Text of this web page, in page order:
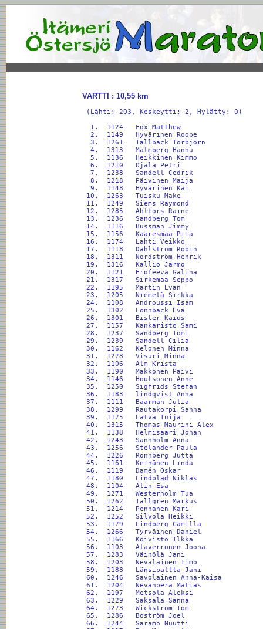
VARTTI : 10,55 km
(Lähti: 203, Keskeytti: 2, Hylätty: 0)

  1.  1124   Fox Matthew                     Ventoura                              36:50          +0
  2.  1149   Hyvärinen Roope                 Rauman urheilijat                     39:19       +2:28
  3.  1261   Tallbäck Torbjörn                                                     40:49       +3:59
  4.  1313   Malmberg Hannu                                                        42:01       +5:10
  5.  1136   Heikkinen Kimmo                 FMR                                   42:16       +5:26
  6.  1210   Ojala Petri                     Trzan Runners                         42:30       +5:40
  7.  1238   Sandell Cedrik                  ÖSK                                   43:39       +6:48
  8.  1218   Päivinen Maija                                                        44:18       +7:27
  9.  1148   Hyvärinen Kai                   Rauma                                 44:41       +7:51
 10.  1263   Tuisku Make                                                           45:31       +8:40
 11.  1249   Siems Raymond                   Ventoura                              46:41       +9:50
 12.  1285   Ahlfors Raine                   Nurmijärvi                            47:55      +11:05
 13.  1236   Sandberg Tom                                                          48:18      +11:28
 14.  1116   Bussman Jimmy                                                         49:11      +12:20
 15.  1156   Kaaresmaa Piia                  Marathonkoulu Pori                    49:14      +12:24
 16.  1174   Lahti Veikko                    Assistor                              49:15      +12:24
 17.  1118   Dahlström Robin                 ÖSK                                   49:19      +12:29
 18.  1311   Nordström Henrik                Skåldö                                49:25      +12:34
 19.  1316   Kallio Jarmo                    Mannerin Konepaja                     51:21      +14:30
 20.  1121   Erofeeva Galina                                                       51:41      +14:50
 21.  1317   Sirkemaa Seppo                  Koiviston Isku                        52:15      +15:25
 22.  1195   Martin Evan                     Ventoura                              52:37      +15:47
 23.  1205   Niemelä Sirkka                  TYKS                                  52:59      +16:09
 24.  1108   Androussi Isam                  IF Raseborg                           53:28      +16:38
 25.  1302   Lönnbäck Eva                    Åbo                                   53:32      +16:41
 26.  1301   Bister Kaius                                                          53:48      +16:58
 27.  1157   Kankaristo Sami                 Snells Angels                         54:01      +17:10
 28.  1237   Sandberg Tomi                   ÖSK                                   54:08      +17:17
 29.  1239   Sandell Cilia                   ÖSK                                   54:11      +17:20
 30.  1162   Kelonen Minna                                                         54:27      +17:36
 31.  1278   Visuri Minna                    Marathonkoulu Pori                    54:27      +17:37
 32.  1106   Alm Krista                                                            54:36      +17:45
 33.  1190   Makkonen Päivi                                                        54:50      +17:59
 34.  1146   Houtsonen Anne                  Chapel Harbour Lightning              54:57      +18:07
 35.  1250   Sigfrids Stefan                                                       55:05      +18:14
 36.  1183   lindqvist Anna                  VNS                                   55:18      +18:27
 37.  1111   Baarman Julia                                                         55:18      +18:27
 38.  1299   Rautakorpi Sanna                Vantaa                                55:25      +18:35
 39.  1175   Latva Tuija                     Marathonkoulu Pori                    56:28      +19:37
 40.  1315   Thomas-Maurini Alex                                                   56:32      +19:42
 41.  1138   Helmisaari Johan                                                      56:32      +19:42
 42.  1243   Sannholm Anna                   Chapel Harbour Lightning              56:41      +19:51
 43.  1256   Stelander Paula                                                       56:42      +19:51
 44.  1226   Rönnberg Jutta                                                        56:44      +19:53
 45.  1161   Keinänen Linda                  Runner`s High                         56:49      +19:58
 46.  1119   Damén Oskar                     Team Billnäs FBK                      57:06      +20:15
 47.  1180   Lindblad Niklas                 Team Billnäs FBK                      57:10      +20:20
 48.  1104   Alin Esa                                                              57:16      +20:26
 49.  1271   Westerholm Tua                  SSAB Europe                           57:22      +20:32
 50.  1262   Tallgren Markus                                                       57:27      +20:37
 51.  1214   Pennanen Kari                                                         57:56      +21:06
 52.  1252   Silvola Heikki                  Hanko                                 58:01      +21:11
 53.  1179   Lindberg Camilla                Tehy/Hangon kaupunki                  58:21      +21:31
 54.  1266   Tyrväinen Daniel                                                      58:57      +22:07
 55.  1166   Koivisto Ilkka                  Team Koivisto                         59:06      +22:16
 56.  1103   Alaverronen Joona               Snells Angels                         59:14      +22:24
 57.  1283   Väinölä Jani                    Levator Oy                            59:23      +22:32
 58.  1203   Nevalainen Timo                                                       59:30      +22:39
 59.  1188   Länsipaltta Jani                DuPont                                59:47      +22:56
 60.  1246   Savolainen Anna-Kaisa                                                 59:49      +22:59
 61.  1204   Nevanperä Matias                Snells Angels                         59:54      +23:04
 62.  1197   Metsola Aleksi                  Snells Angels                         59:56      +23:06
 63.  1229   Saksala Sanna                                                         59:59      +23:08
 64.  1273   Wickström Tom                                                       1:00:04      +23:14
 65.  1286   Boström Joel                                                        1:00:16      +23:25
 66.  1244   Saramo Nuutti                                                       1:00:20      +23:29
 67.  1217   Pyy Margaretha                                                      1:00:22      +23:32
 68.  1235   Sandberg Michaela               ÖSK                                 1:00:25      +23:35
 69.  1139   Hietanen Jessika                                                    1:00:56      +24:05
 70.  1281   Österlund Jill                  Tehy/Hangon kaupunki                1:00:58      +24:08
 71.  1189   Maijala Pauliina                Tammelan Ryske                      1:01:01      +24:10
 72.  1297   Schutt Heidi                    Hangö                               1:01:02      +24:11
 73.  1267   Tyrväinen Harri                                                     1:01:12      +24:21
 74.  1305   Pajunen Alexander               Helsinki                            1:01:34      +24:44
 75.  1172   Kärkkäinen Pasi                 Lohja                               1:01:44      +24:54
 76.  1222   Richter Csaba                                                       1:01:45      +24:55
 77.  1110   Arbelius Pauli                  Turenki                             1:02:28      +25:38
 78.  1109   Arbelius Liisa                  Turenki                             1:02:28      +25:38
 79.  1112   Bastman Kalle                                                       1:02:34      +25:43
 80.  1268   Valtonen Mia                                                        1:02:47      +25:56
 81.  1105   Alm Casper                      Team Billnäs FBK                    1:02:50      +25:59
 82.  1129   Griffiths Wilson                Ventoura                            1:02:51      +26:00
 83.  1152   Ikonen Satu                                                         1:03:37      +26:46
 84.  1293   Jyrkinen Johanna                Helsinki                            1:03:55      +27:04
 85.  1125   Fredriksson-Lehti Anna                                              1:04:07      +27:16
 86.  1123   Forström Vesa                   CF Lohja                            1:04:32      +27:42
 87.  1280   Åberg Tove                      Hejdi r.f.                          1:05:02      +28:12
 88.  1144   Holmström Susanne               Hangö Stad                          1:05:05      +28:15
 89.  1150   Hämäläinen Satu                 CF Lohja                            1:05:25      +28:34
 90.  1230   Salmberg Erika                  Hangö Stevedoring                   1:05:31      +28:40
 91.  1192   Malinen Mirka                   Visko Teepak Oy                     1:05:38      +28:47
 92.  1213   Paussu Kalle                    Mind Resources Oy                   1:05:48      +28:58
 93.  1212   Paussu Antti                    Mind Resources Oy                   1:05:59      +29:09
 94.  1269   Varpalahti Hanna                Tehy/Hangon kaupunki                1:06:10      +29:20
 95.  1191   Malinen Hanne                                                       1:06:20      +29:29
 96.  1258   Strömfors Daniela               hejdi                               1:06:22      +29:31
 97.  1254   Sjöholm Laila                   Hejdi rf                            1:06:40      +29:50
 98.  1241   Sandin Enid                                                         1:06:41      +29:51
 99.  1264   Tuokko Birgit